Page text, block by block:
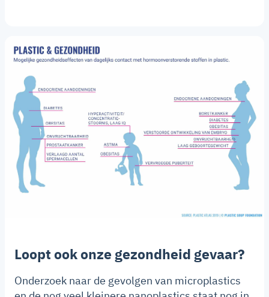
Loopt ook onze gezondheid gevaar?
Onderzoek naar de gevolgen van microplastics